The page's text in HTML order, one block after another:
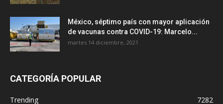
México, séptimo país con mayor aplicación
de vacunas contra COVID-19: Marcelo...
martes 14 diciembre, 2021
CATEGORÍA POPULAR
Trending
7282